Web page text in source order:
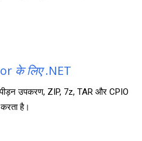
के लिए.NET
उपकरण, ZIP, 7z, TAR और CPIO
है।